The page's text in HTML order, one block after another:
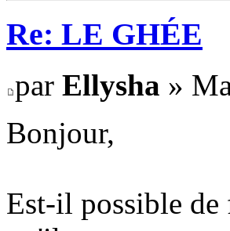
Re: LE GHÉE
par Ellysha »
Bonjour,
Est-il possible de